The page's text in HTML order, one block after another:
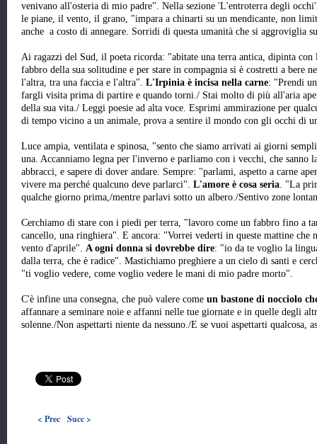
venivano all'osteria di mio padre". Nella sezione 'L'entroterra degli
le piane, il vento, il grano, "impara a chinarti su un mendicante, non
anche a costo di annegare. Sorridi di questa umanità che si aggroviglia
Ai ragazzi del Sud, il poeta ricorda: "abitate una terra antica, dipinta
fabbro della sua solitudine e per stare in compagnia si è costretti a bere
l'altra, tra una faccia e l'altra". L'Irpinia è incisa nella carne: "Prendi
fargli visita prima di partire e quando torni./ Stai molto di più all'aria
della sua vita./ Leggi poesie ad alta voce. Esprimi ammirazione per
di tempo vicino a un animale, prova a sentire il mondo con gli occhi di
Luce ampia, ventilata e spinosa, "sento che siamo arrivati ai giorni
una. Accanniamo legna per l'inverno e parliamo con i vecchi, che sanno
abbracci, e sapere di dover andare. Sempre: "parlami, aspetto a carne
vivere ma perché qualcuno deve parlarci". L'amore è cosa seria. "La
qualche giorno prima,/mentre parlavi sotto un albero./Sentivo zone
Cerchiamo di stare con i piedi per terra, "lavoro come un fabbro fino a
cancello, una ringhiera". E ancora: "Vorrei vederti in queste mattine che
vento d'aprile". A ogni donna si dovrebbe dire: "io da te voglio la
dalla terra, che è radice". Mastichiamo preghiere a un cielo di santi e
"ti voglio vedere, come voglio vedere le mani di mio padre morto".
C'è infine una consegna, che può valere come un bastone di nocciolo
affannare a seminare noie e affanni nelle tue giornate e in quelle degli
solenne./Non aspettarti niente da nessuno./E se vuoi aspettarti qualcosa,
< Prec Succ >